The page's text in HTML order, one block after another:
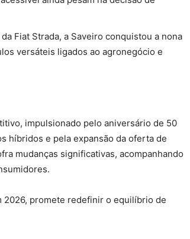
Fiat Strada, a Saveiro conquistou a nona
versáteis ligados ao agronegócio e
impulsionado pelo aniversário de 50
híbridos e pela expansão da oferta de
mudanças significativas, acompanhando
2026, promete redefinir o equilíbrio de